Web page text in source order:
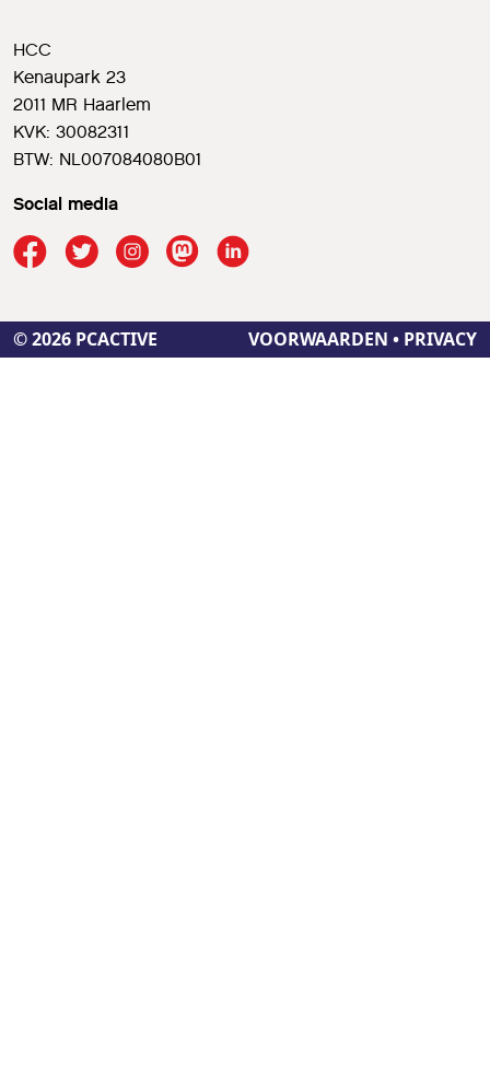
HCC
Kenaupark 23
2011 MR Haarlem
KVK: 30082311
BTW: NL007084080B01
Social media
© 2026 PCACTIVE VOORWAARDEN • PRIVACY